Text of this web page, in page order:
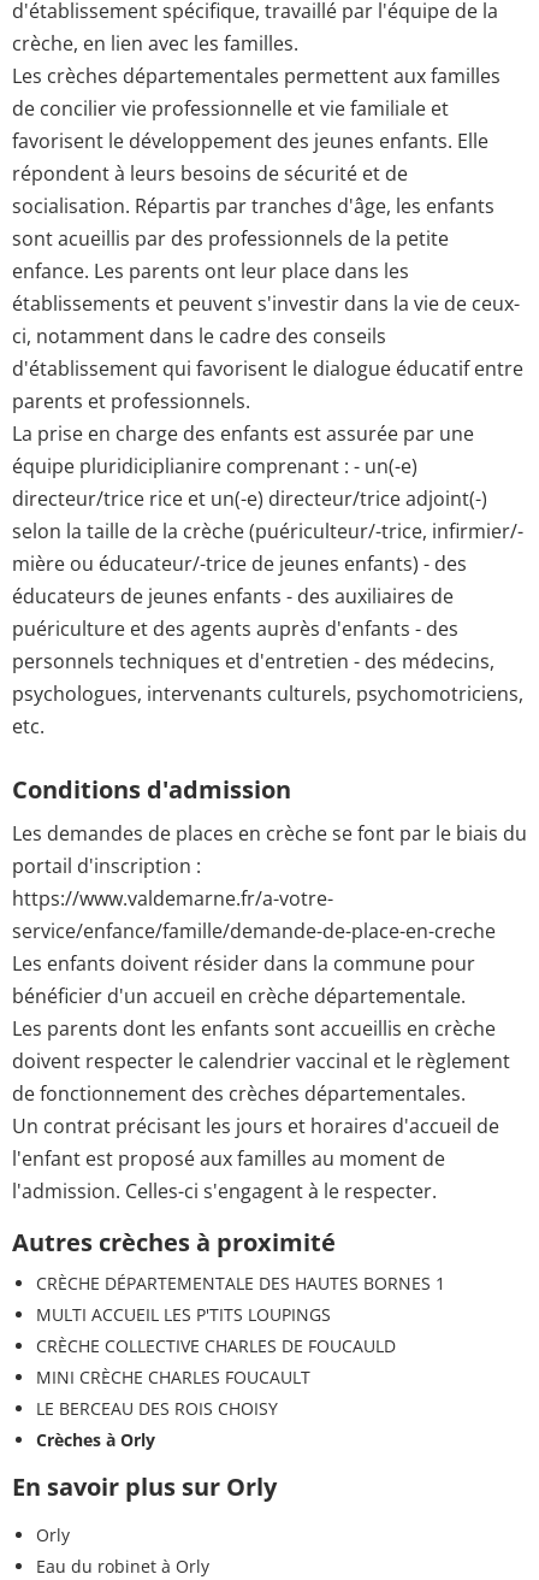
d'établissement spécifique, travaillé par l'équipe de la
crèche, en lien avec les familles.
Les crèches départementales permettent aux familles
de concilier vie professionnelle et vie familiale et
favorisent le développement des jeunes enfants. Elle
répondent à leurs besoins de sécurité et de
socialisation. Répartis par tranches d'âge, les enfants
sont acueillis par des professionnels de la petite
enfance. Les parents ont leur place dans les
établissements et peuvent s'investir dans la vie de ceux-
ci, notamment dans le cadre des conseils
d'établissement qui favorisent le dialogue éducatif entre
parents et professionnels.
La prise en charge des enfants est assurée par une
équipe pluridiciplianire comprenant : - un(-e)
directeur/trice rice et un(-e) directeur/trice adjoint(-)
selon la taille de la crèche (puériculteur/-trice, infirmier/-
mière ou éducateur/-trice de jeunes enfants) - des
éducateurs de jeunes enfants - des auxiliaires de
puériculture et des agents auprès d'enfants - des
personnels techniques et d'entretien - des médecins,
psychologues, intervenants culturels, psychomotriciens,
etc.
Conditions d'admission
Les demandes de places en crèche se font par le biais du
portail d'inscription :
https://www.valdemarne.fr/a-votre-
service/enfance/famille/demande-de-place-en-creche
Les enfants doivent résider dans la commune pour
bénéficier d'un accueil en crèche départementale.
Les parents dont les enfants sont accueillis en crèche
doivent respecter le calendrier vaccinal et le règlement
de fonctionnement des crèches départementales.
Un contrat précisant les jours et horaires d'accueil de
l'enfant est proposé aux familles au moment de
l'admission. Celles-ci s'engagent à le respecter.
Autres crèches à proximité
CRÈCHE DÉPARTEMENTALE DES HAUTES BORNES 1
MULTI ACCUEIL LES P'TITS LOUPINGS
CRÈCHE COLLECTIVE CHARLES DE FOUCAULD
MINI CRÈCHE CHARLES FOUCAULT
LE BERCEAU DES ROIS CHOISY
Crèches à Orly
En savoir plus sur Orly
Orly
Eau du robinet à Orly